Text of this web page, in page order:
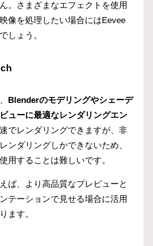
。さまざまなエフェクトを使用
像を処理したい場合にはEevee
しょう。
Blenderのモデリングやシェーデ
ューに最適なレンダリングエン
でレンダリングできますが、非
ンダリングしかできないため、
用することは難しいです。
ば、より高品質なプレビューと
テーションで見せる場合に活用
ます。